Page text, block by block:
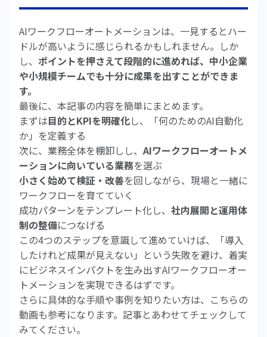
AIワークフローオートメーションは、一見するとハー
ドルが高いように感じられるかもしれません。しか
し、 ポイントを押さえて段階的に進めれば、中小企業
や小規模チームでも十分に成果を出すことができま
す。
最後に、本記事の内容を簡単にまとめます。
まずは目的とKPIを明確化し、「何のためのAI自動化
か」を定義する
次に、業務全体を棚卸しし、AIワークフローオートメ
ーションに向いている業務を選ぶ
小さく始めて検証・改善を回しながら、現場と一緒に
ワークフローを育てていく
成功パターンをテンプレート化し、 社内展開と運用体
制の整備につなげる
この4つのステップを意識して進めていけば、「導入
したけれど成果が見えない」という失敗を避け、着実
にビジネスインパクトを生み出すAIワークフローオー
トメーションを実現できるはずです。
さらに具体的な手順や事例を知りたい方は、こちらの
動画も参考になります。記事とあわせてチェックして
みてください。